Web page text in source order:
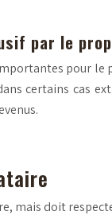
par le
pour
certains cas
mais doit